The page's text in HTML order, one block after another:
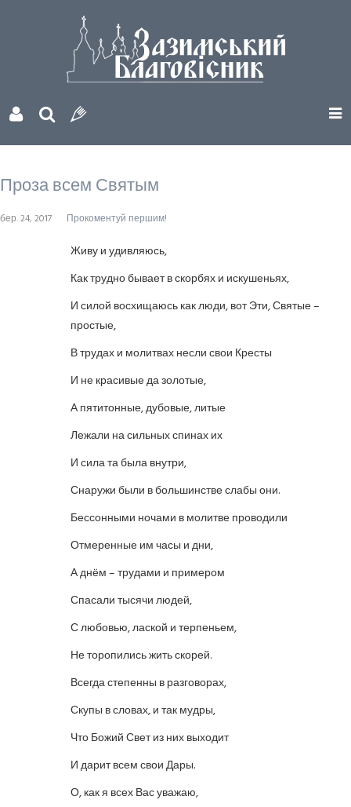
Проза всем Святым
бер. 24, 2017 Прокоментуй першим!
Живу и удивляюсь,
Как трудно бывает в скорбях и искушеньях,
И силой восхищаюсь как люди, вот Эти, Святые –
простые,
В трудах и молитвах несли свои Кресты
И не красивые да золотые,
А пятитонные, дубовые, литые
Лежали на сильных спинах их
И сила та была внутри,
Снаружи были в большинстве слабы они.
Бессонными ночами в молитве проводили
Отмеренные им часы и дни,
А днём – трудами и примером
Спасали тысячи людей,
С любовью, лаской и терпеньем,
Не торопились жить скорей.
Всегда степенны в разговорах,
Скупы в словах, и так мудры,
Что Божий Свет из них выходит
И дарит всем свои Дары.
О, как я всех Вас уважаю,